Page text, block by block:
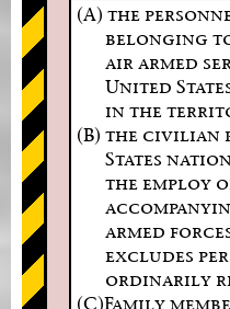
(A) the
belonging
air armed
United
in the
(B) the civilian
States
the employ
armed
excludes
ordinarily
(C)Family